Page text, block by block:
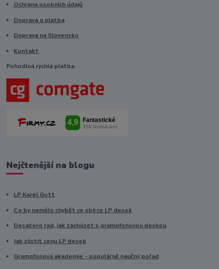
Ochrana osobních údajů
Doprava a platba
Doprava na Slovensko
Kontakt
Pohodlná rychlá platba
Nejčtenější na blogu
LP Karel Gott
Co by nemělo chybět ve sbírce LP desek
Desatero rad, jak zacházet s gramofonovou deskou
Jak zjistit cenu LP desek
Gramofonová akademie - populárně naučný pořad